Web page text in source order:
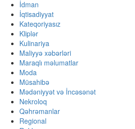
İdman
İqtisadiyyat
Kateqoriyasız
Kliplər
Kulinariya
Maliyyə xəbərləri
Maraqlı məlumatlar
Moda
Müsahibə
Mədəniyyət və İncəsənət
Nekroloq
Qəhrəmanlar
Regional